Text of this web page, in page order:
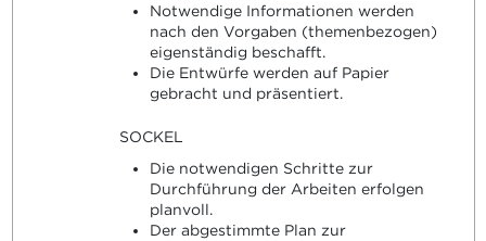
Notwendige Informationen werden
nach den Vorgaben (themenbezogen)
eigenständig beschafft.
Die Entwürfe werden auf Papier
gebracht und präsentiert.
SOCKEL
Die notwendigen Schritte zur
Durchführung der Arbeiten erfolgen
planvoll.
Der abgestimmte Plan zur